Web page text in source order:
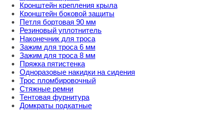
Кронштейн крепления крыла
Кронштейн боковой защиты
Петля бортовая 90 мм
Резиновый уплотнитель
Наконечник для троса
Зажим для троса 6 мм
Зажим для троса 8 мм
Пряжка пятистенка
Одноразовые накидки на сидения
Трос пломбировочный
Стяжные ремни
Тентовая фурнитура
Домкраты подкатные